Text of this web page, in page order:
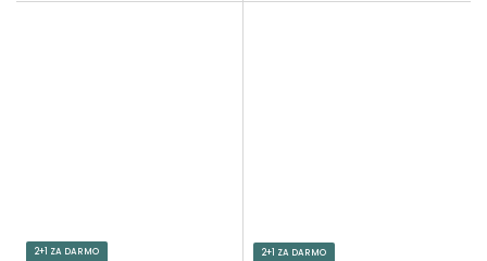
2+1 ZA DARMO 2+1 ZA DARMO